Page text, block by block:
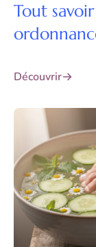
Tout
Découvrir